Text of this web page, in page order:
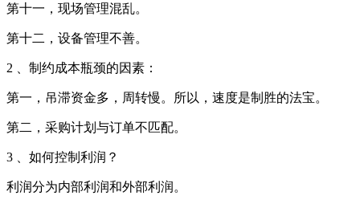
第十一，现场管理混乱。
第十二，设备管理不善。
2 、制约成本瓶颈的因素：
第一，吊滞资金多，周转慢。所以，速度是制胜的法宝。
第二，采购计划与订单不匹配。
3 、如何控制利润？
利润分为内部利润和外部利润。